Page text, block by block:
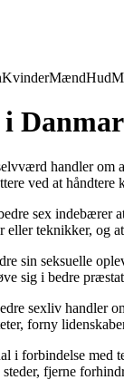
KvinderMændHud
i
handler om
ved at håndtere
sex indebærer
eller teknikker, og
sin seksuelle
sig i bedre
sexliv handler
forny
i forbindelse med
fjerne